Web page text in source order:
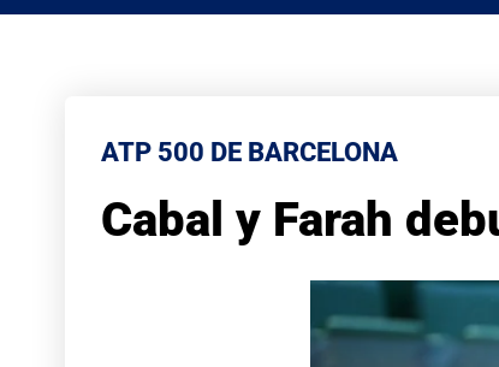
ATP 500 DE BARCELONA
Cabal y Farah